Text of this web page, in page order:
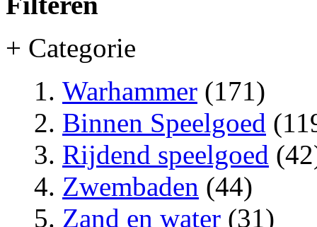
+ Categorie
Warhammer (171)
Binnen Speelgoed
Rijdend speelgoed
Zwembaden (44)
Zand en water (31)